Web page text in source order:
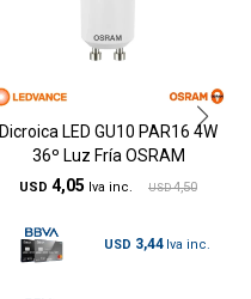
Dicroica LED GU10 PAR16 4W
36º Luz Fría OSRAM
USD 4,05 USD 4,50
USD 3,44